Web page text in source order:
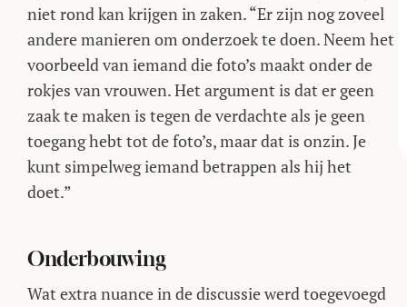
niet rond kan krijgen in zaken. “Er zijn nog zoveel
andere manieren om onderzoek te doen. Neem het
voorbeeld van iemand die foto’s maakt onder de
rokjes van vrouwen. Het argument is dat er geen
zaak te maken is tegen de verdachte als je geen
toegang hebt tot de foto’s, maar dat is onzin. Je
kunt simpelweg iemand betrappen als hij het
doet.”
Onderbouwing
Wat extra nuance in de discussie werd toegevoegd